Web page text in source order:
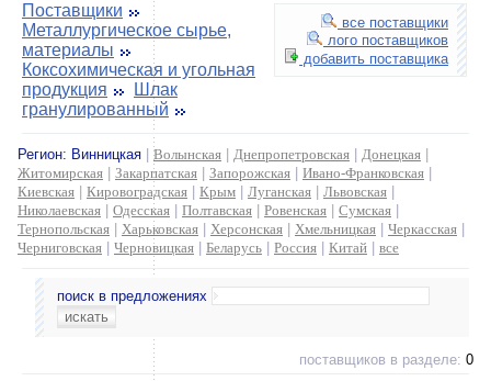
все поставщики
лого поставщиков
добавить поставщика
Поставщики
Металлургическое сырье,
материалы
Коксохимическая и угольная
продукция
Шлак
гранулированный
Регион: Винницкая Волынская Днепропетровская Донецкая
Житомирская
Закарпатская Запорожская Ивано-Франковская
Киевская
Кировоградская Крым Луганская Львовская
Николаевская
Одесская Полтавская Ровенская Сумская
Тернопольская
Харьковская Херсонская Хмельницкая Черкасская
Черниговская
Черновицкая Беларусь Россия Китай все
поиск в предложениях
поставщиков в разделе: 0